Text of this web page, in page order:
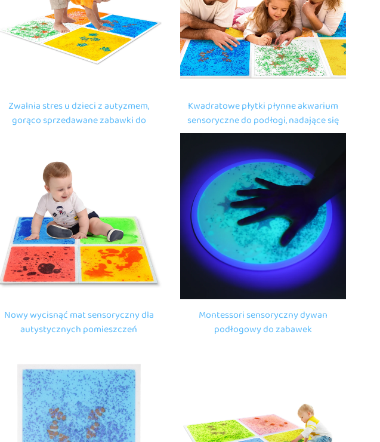
Zwalnia stres u dzieci z autyzmem,
gorąco sprzedawane zabawki do
Kwadratowe płytki płynne akwarium
sensoryczne do podłogi, nadające się
do leczenia dzieci z autyzmem,
zabawki do zagadek dla dzieci,
zabawki do ściskania
Nowy wycisnąć mat sensoryczny dla
autystycznych pomieszczeń
płytki płynne podłogi
Montessori sensoryczny dywan
podłogowy do zabawek